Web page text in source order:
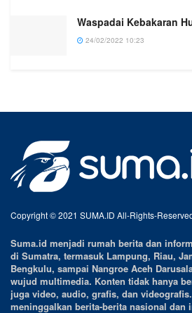
Waspadai Kebakaran
24/02/2022 10:23
Copyright © 2021 SUMA.ID All-Rights-
Suma.id menjadi rumah berita dan
di Sumatra, termasuk Lampung, Riau,
Bengkulu, sampai Nangroe Aceh
wujud multimedia. Konten tidak hanya
juga video, audio, grafis, dan
meninggalkan berita-berita nasional dan